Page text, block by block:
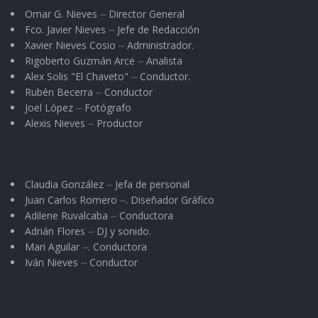
Omar G. Nieves ⏤ Director General
Fco. Javier Nieves ⏤ Jefe de Redacción
Xavier Nieves Cosio ⏤ Administrador.
Rigoberto Guzmán Arce ⏤ Analista
Alex Solis "El Chaveto" ⏤ Conductor.
Rubén Becerra ⏤ Conductor
Joel López ⏤ Fotógrafo
Alexis Nieves ⏤ Productor
Claudia González ⏤ Jefa de personal
Juan Carlos Romero ⏤. Diseñador Gráfico
Adilene Ruvalcaba ⏤ Conductora
Adrián Flores ⏤ DJ y sonido.
Mari Aguilar ⏤. Conductora
Iván Nieves ⏤ Conductor